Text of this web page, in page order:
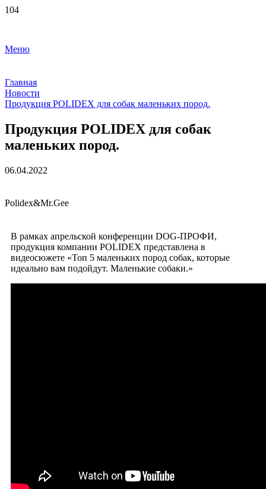
Меню
Главная
Новости
Продукция POLIDEX для собак маленьких пород.
Продукция POLIDEX для собак
маленьких пород.
06.04.2022
Polidex&Mr.Gee
В рамках апрельской конференции DOG-ПРОФИ,
продукция компании POLIDEX представлена в
видеосюжете «Топ 5 маленьких пород собак, которые
идеально вам подойдут. Маленькие собаки.»